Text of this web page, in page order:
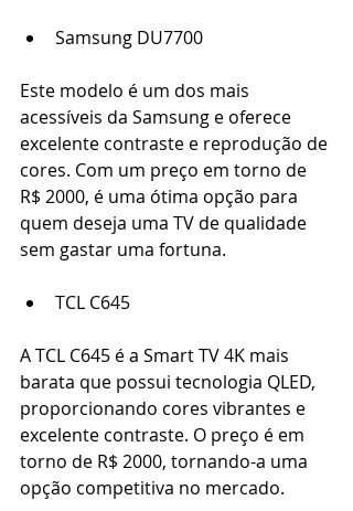
Samsung DU7700
Este modelo é um dos mais
acessíveis da Samsung e oferece
excelente contraste e reprodução de
cores. Com um preço em torno de
R$ 2000, é uma ótima opção para
quem deseja uma TV de qualidade
sem gastar uma fortuna.
TCL C645
A TCL C645 é a Smart TV 4K mais
barata que possui tecnologia QLED,
proporcionando cores vibrantes e
excelente contraste. O preço é em
torno de R$ 2000, tornando-a uma
opção competitiva no mercado.